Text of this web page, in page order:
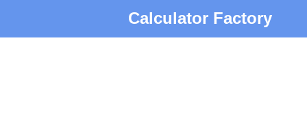
Calculator Factory